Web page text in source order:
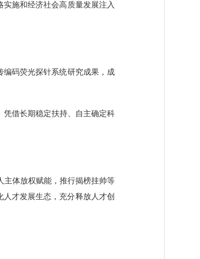
施和经济社会高质量发展注入
码荧光探针系统研究成果，成
借长期稳定扶持、自主确定科
体放权赋能，推行揭榜挂帅等
才发展生态，充分释放人才创